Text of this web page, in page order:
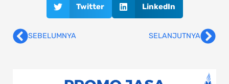
Twitter LinkedIn
PrevSEBELUMNYA SELANJUTNYA